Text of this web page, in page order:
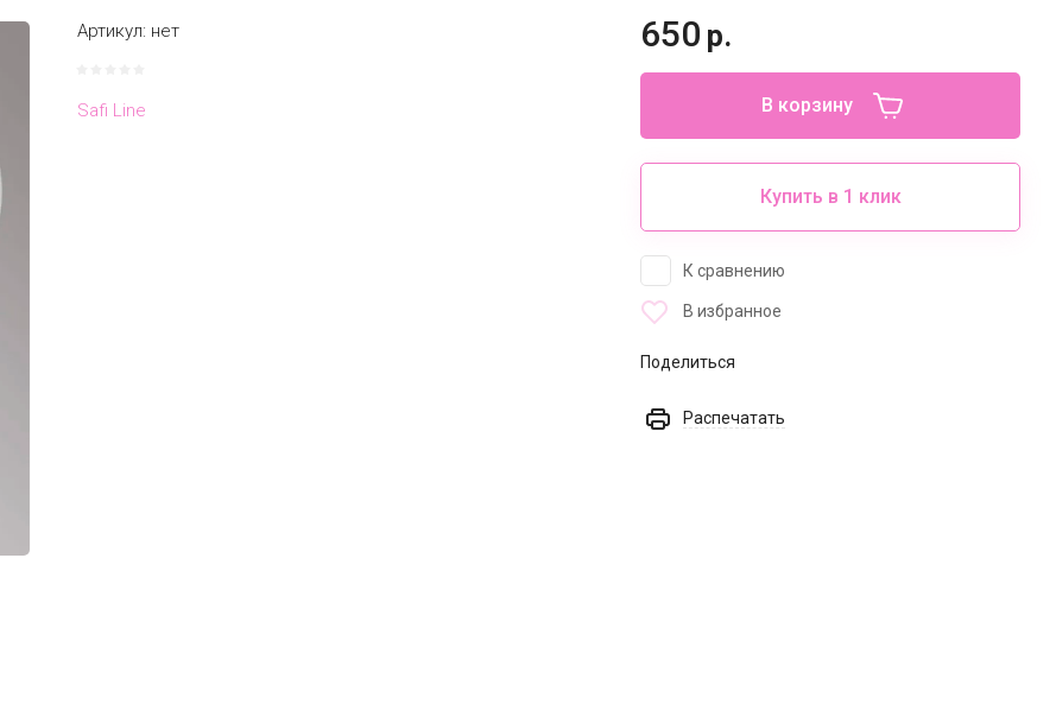
Артикул: нет
Safi Line
650 р.
В корзину
Купить в 1 клик
К сравнению
В избранное
Поделиться
Распечатать